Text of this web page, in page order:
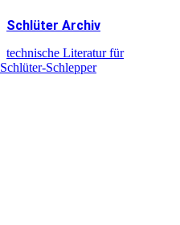
Schlüter Archiv
technische Literatur für
Schlüter-Schlepper